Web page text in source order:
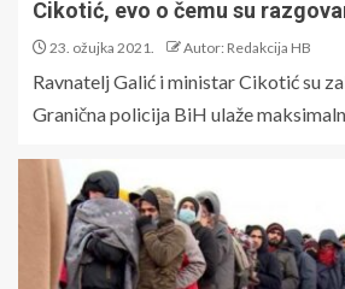
Cikotić, evo o čemu su
23. ožujka 2021. Autor: Redakcija HB
Ravnatelj Galić i ministar Cikotić su
Granična policija BiH ulaže